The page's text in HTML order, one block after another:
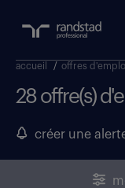
accueil / offres
28 offre(s)
créer une